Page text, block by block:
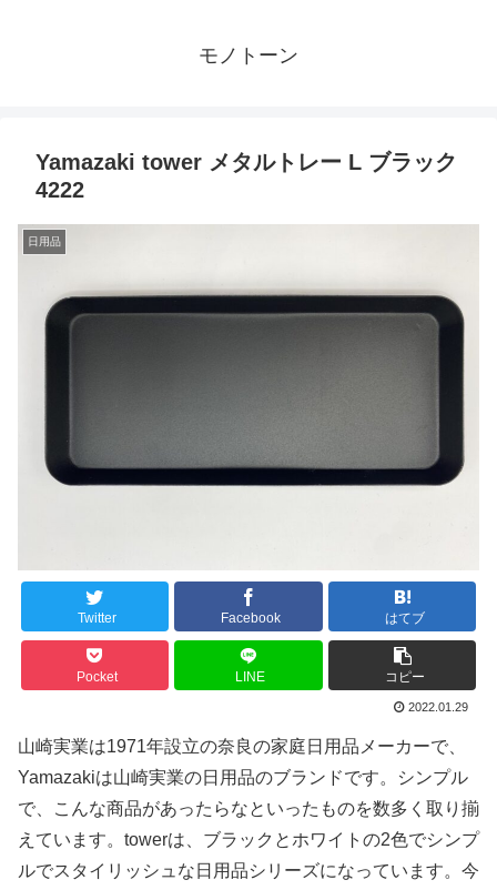
モノトーン
Yamazaki tower メタルトレー L ブラック
4222
日用品
Twitter Facebook はてブ
Pocket LINE コピー
2022.01.29
山崎実業は1971年設立の奈良の家庭日用品メーカーで、
Yamazakiは山崎実業の日用品のブランドです。シンプル
で、こんな商品があったらなといったものを数多く取り揃
えています。towerは、ブラックとホワイトの2色でシンプ
ルでスタイリッシュな日用品シリーズになっています。今